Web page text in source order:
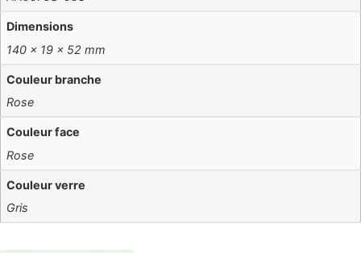
Dimensions
140 × 19 × 52 mm
Couleur branche
Rose
Couleur face
Rose
Couleur verre
Gris